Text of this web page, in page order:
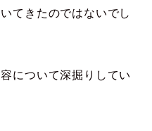
てきたのではないでし
について深掘りしてい